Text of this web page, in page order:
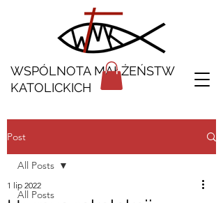
WSPÓLNOTA MAŁŻEŃSTW
KATOLICKICH
Post
All Posts
All Posts
1 lip 2022